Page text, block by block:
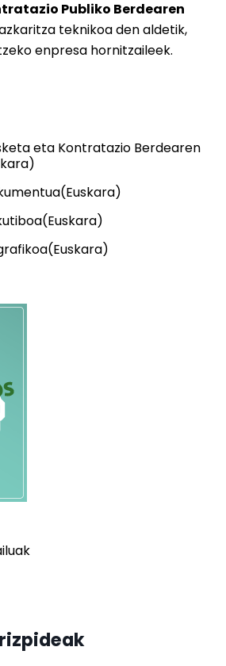
Publiko Berdearen
teknikoa den aldetik,
enpresa hornitzaileek.
eta Kontratazio Berdearen